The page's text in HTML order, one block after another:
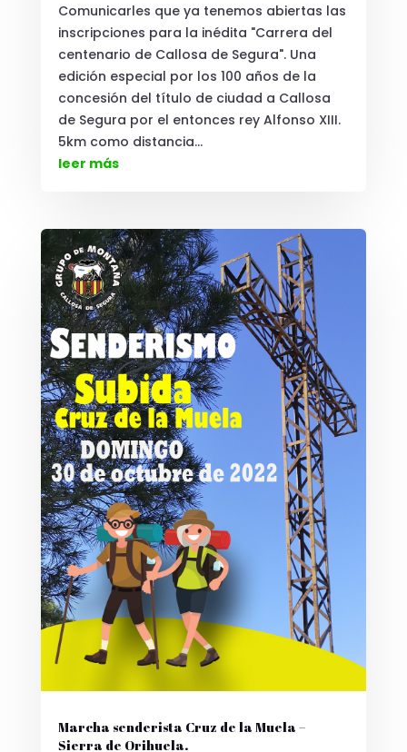
Comunicarles que ya tenemos abiertas las
inscripciones para la inédita "Carrera del
centenario de Callosa de Segura". Una
edición especial por los 100 años de la
concesión del título de ciudad a Callosa
de Segura por el entonces rey Alfonso XIII.
5km como distancia...
leer más
Marcha senderista Cruz de la Muela –
Sierra de Orihuela.